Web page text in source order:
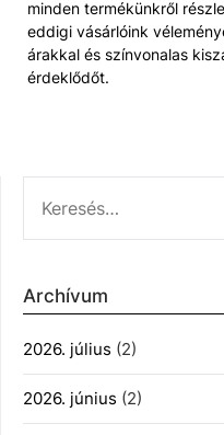
minden termékünkről
eddigi vásárlóink
árakkal és színvonalas
érdeklődőt.
Archívum
2026. július (2)
2026. június (2)